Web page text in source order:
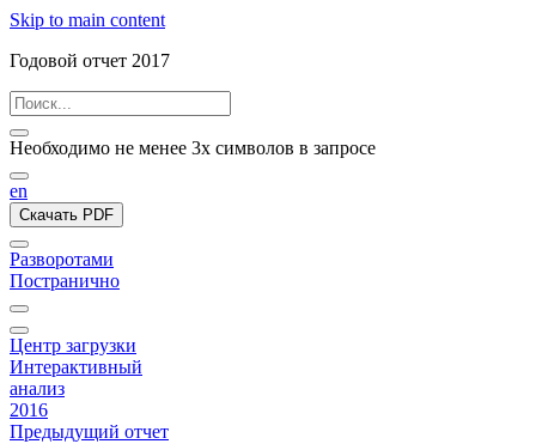
Skip to main content
Годовой отчет 2017
Необходимо не менее 3х символов в запросе
en
Скачать PDF
Разворотами
Постранично
Центр загрузки
Интерактивный
анализ
2016
Предыдущий отчет